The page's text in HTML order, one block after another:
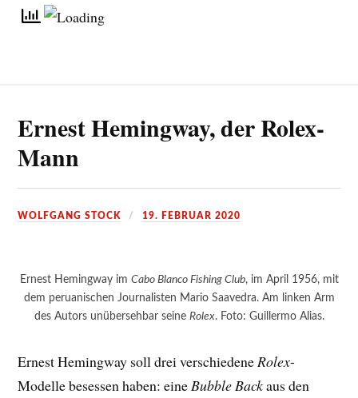
Ernest Hemingway, der Rolex-
Mann
WOLFGANG STOCK 19. FEBRUAR 2020
Ernest Hemingway im Cabo Blanco Fishing Club, im April 1956, mit
dem peruanischen Journalisten Mario Saavedra. Am linken Arm
des Autors unübersehbar seine Rolex. Foto: Guillermo Alias.
Ernest Hemingway soll drei verschiedeneRolex-
Modelle besessen haben: eineBubble Backaus den